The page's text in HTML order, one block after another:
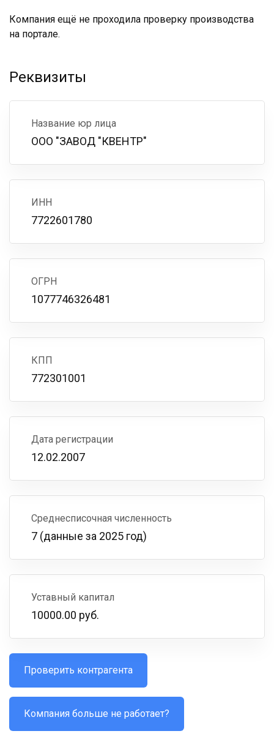
Компания ещё не проходила проверку производства
на портале.
Реквизиты
Название юр лица
ООО "ЗАВОД "КВЕНТР"
ИНН
7722601780
ОГРН
1077746326481
КПП
772301001
Дата регистрации
12.02.2007
Среднесписочная численность
7 (данные за 2025 год)
Уставный капитал
10000.00 руб.
Проверить контрагента
Компания больше не работает?